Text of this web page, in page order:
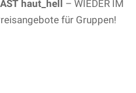
haut_hell
– WIEDER IM
für Gruppen!